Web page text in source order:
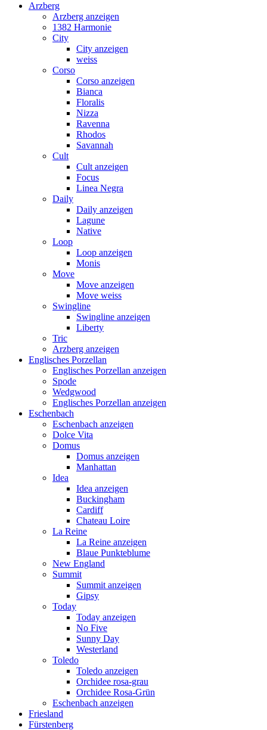
Arzberg
Arzberg anzeigen
1382 Harmonie
City
City anzeigen
weiss
Corso
Corso anzeigen
Bianca
Floralis
Nizza
Ravenna
Rhodos
Savannah
Cult
Cult anzeigen
Focus
Linea Negra
Daily
Daily anzeigen
Lagune
Native
Loop
Loop anzeigen
Monis
Move
Move anzeigen
Move weiss
Swingline
Swingline anzeigen
Liberty
Tric
Arzberg anzeigen
Englisches Porzellan
Englisches Porzellan anzeigen
Spode
Wedgwood
Englisches Porzellan anzeigen
Eschenbach
Eschenbach anzeigen
Dolce Vita
Domus
Domus anzeigen
Manhattan
Idea
Idea anzeigen
Buckingham
Cardiff
Chateau Loire
La Reine
La Reine anzeigen
Blaue Punkteblume
New England
Summit
Summit anzeigen
Gipsy
Today
Today anzeigen
No Five
Sunny Day
Westerland
Toledo
Toledo anzeigen
Orchidee rosa-grau
Orchidee Rosa-Grün
Eschenbach anzeigen
Friesland
Fürstenberg